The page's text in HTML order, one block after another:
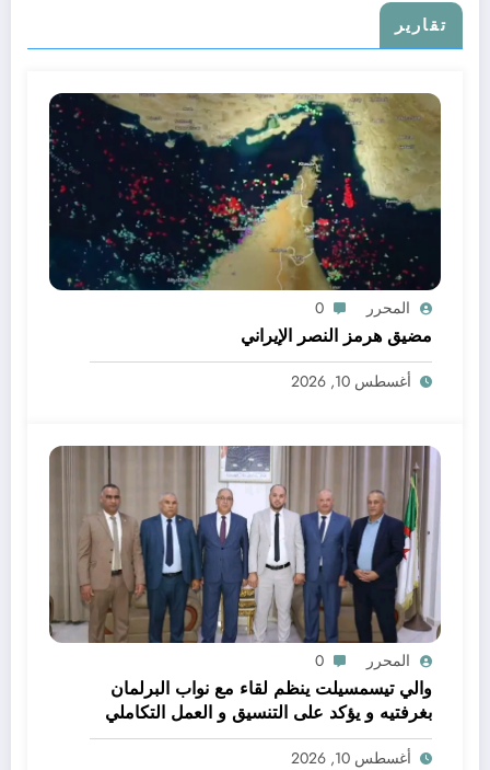
تقارير
المحرر 0
مضيق هرمز النصر الإيراني
أغسطس 10, 2026
المحرر 0
والي تيسمسيلت ينظم لقاء مع نواب البرلمان
بغرفتيه و يؤكد على التنسيق و العمل التكاملي
خدمة للتنمية و المواطن
أغسطس 10, 2026